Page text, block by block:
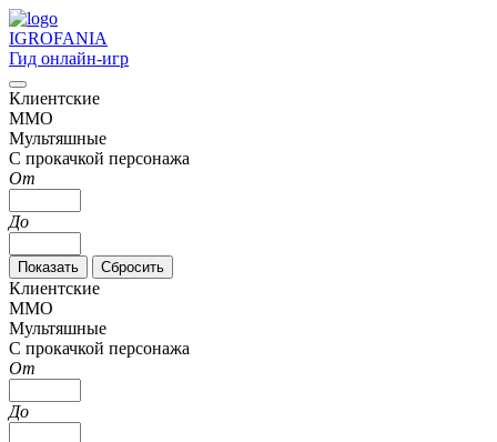
IGROFANIA
Гид онлайн-игр
Клиентские
MMO
Мультяшные
С прокачкой персонажа
От
До
Клиентские
MMO
Мультяшные
С прокачкой персонажа
От
До